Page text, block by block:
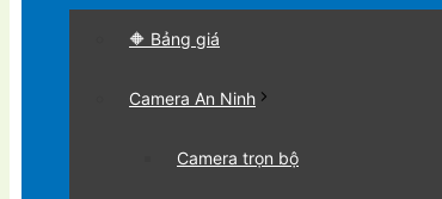
🔶 Bảng giá
Camera An Ninh
Camera trọn bộ